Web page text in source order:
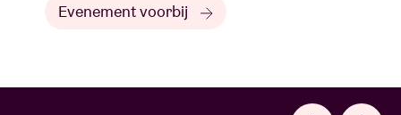
Evenement voorbij